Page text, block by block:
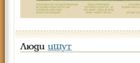
Люди ищут